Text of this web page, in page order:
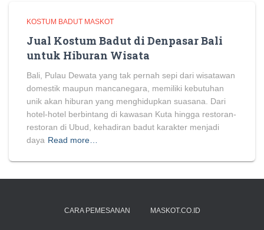
KOSTUM BADUT MASKOT
Jual Kostum Badut di Denpasar Bali
untuk Hiburan Wisata
Bali, Pulau Dewata yang tak pernah sepi dari wisatawan
domestik maupun mancanegara, memiliki kebutuhan
unik akan hiburan yang menghidupkan suasana. Dari
hotel-hotel berbintang di kawasan Kuta hingga restoran-
restoran di Ubud, kehadiran badut karakter menjadi
daya Read more…
CARA PEMESANAN MASKOT.CO.ID